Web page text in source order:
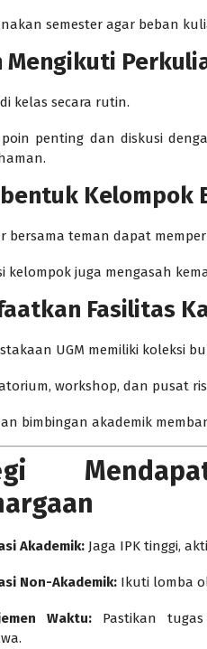
semester agar beban
Mengikuti
kelas secara rutin.
penting dan diskusi
Kelompok
bersama teman dapat
kelompok juga mengasah
Fasilitas
UGM memiliki koleksi
workshop, dan pusat
bimbingan akademik
Akademik: Jaga IPK tinggi,
Non-Akademik: Ikuti lomba
Waktu: Pastikan